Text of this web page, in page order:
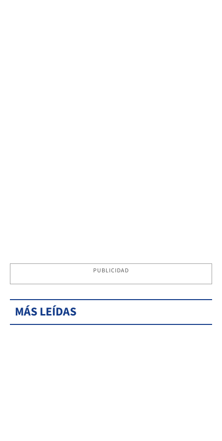
PUBLICIDAD
MÁS LEÍDAS